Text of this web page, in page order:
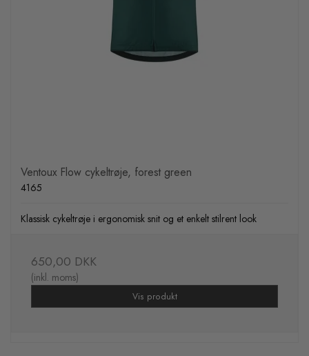
Ventoux Flow cykeltrøje, forest green
4165
Klassisk cykeltrøje i ergonomisk snit og et enkelt stilrent look
650,00 DKK
(inkl. moms)
Vis produkt